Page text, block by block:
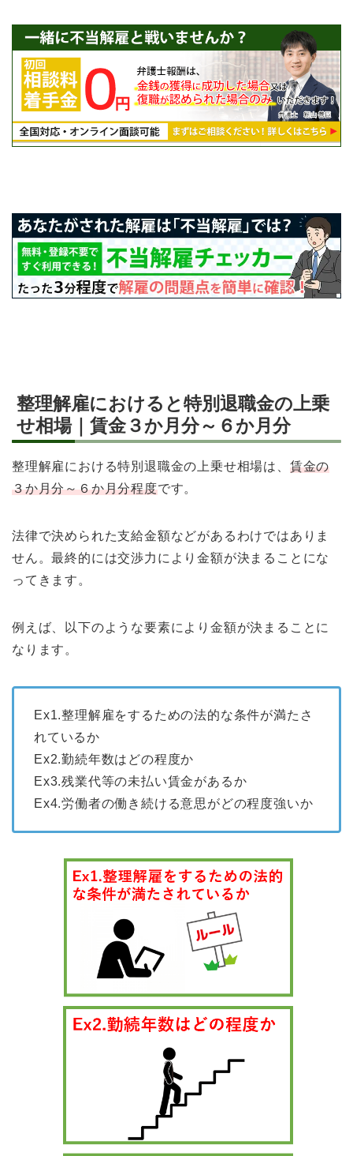
整理解雇におけると特別退職金の上乗
せ相場｜賃金３か月分～６か月分
整理解雇における特別退職金の上乗せ相場は、 賃金の
３か月分～６か月分程度です。
法律で決められた支給金額などがあるわけではありま
せん。最終的には交渉力により金額が決まることにな
ってきます。
例えば、以下のような要素により金額が決まることに
なります。
Ex1.整理解雇をするための法的な条件が満たさ
れているか
Ex2.勤続年数はどの程度か
Ex3.残業代等の未払い賃金があるか
Ex4.労働者の働き続ける意思がどの程度強いか